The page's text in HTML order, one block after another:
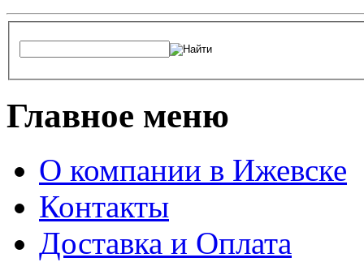
Главное меню
О компании в Ижевске
Контакты
Доставка и Оплата